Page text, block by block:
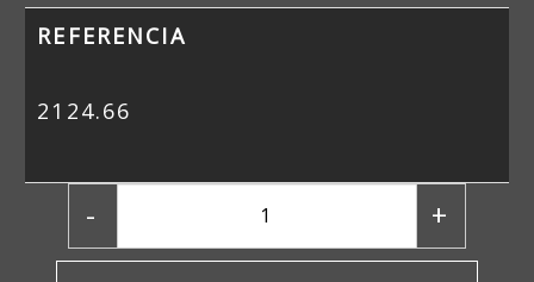
REFERENCIA
2124.66
- +